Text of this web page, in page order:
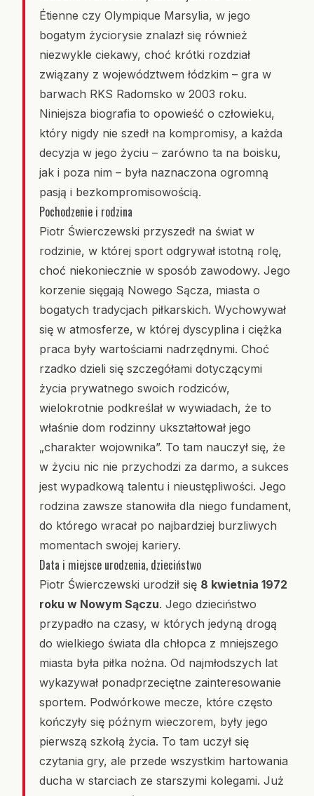
Étienne czy Olympique Marsylia, w jego
bogatym życiorysie znalazł się również
niezwykle ciekawy, choć krótki rozdział
związany z województwem łódzkim – gra w
barwach RKS Radomsko w 2003 roku.
Niniejsza biografia to opowieść o człowieku,
który nigdy nie szedł na kompromisy, a każda
decyzja w jego życiu – zarówno ta na boisku,
jak i poza nim – była naznaczona ogromną
pasją i bezkompromisowością.
Pochodzenie i rodzina
Piotr Świerczewski przyszedł na świat w
rodzinie, w której sport odgrywał istotną rolę,
choć niekoniecznie w sposób zawodowy. Jego
korzenie sięgają Nowego Sącza, miasta o
bogatych tradycjach piłkarskich. Wychowywał
się w atmosferze, w której dyscyplina i ciężka
praca były wartościami nadrzędnymi. Choć
rzadko dzieli się szczegółami dotyczącymi
życia prywatnego swoich rodziców,
wielokrotnie podkreślał w wywiadach, że to
właśnie dom rodzinny ukształtował jego
„charakter wojownika”. To tam nauczył się, że
w życiu nic nie przychodzi za darmo, a sukces
jest wypadkową talentu i nieustępliwości. Jego
rodzina zawsze stanowiła dla niego fundament,
do którego wracał po najbardziej burzliwych
momentach swojej kariery.
Data i miejsce urodzenia, dzieciństwo
Piotr Świerczewski urodził się 8 kwietnia 1972
roku w Nowym Sączu. Jego dzieciństwo
przypadło na czasy, w których jedyną drogą
do wielkiego świata dla chłopca z mniejszego
miasta była piłka nożna. Od najmłodszych lat
wykazywał ponadprzeciętne zainteresowanie
sportem. Podwórkowe mecze, które często
kończyły się późnym wieczorem, były jego
pierwszą szkołą życia. To tam uczył się
czytania gry, ale przede wszystkim hartowania
ducha w starciach ze starszymi kolegami. Już